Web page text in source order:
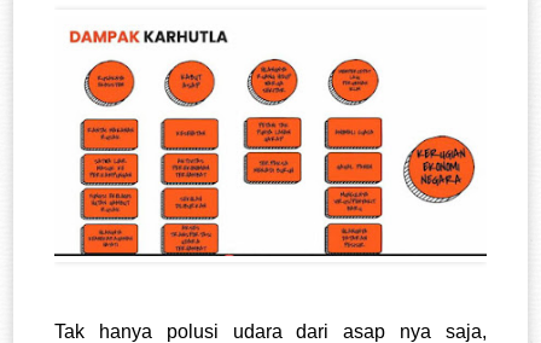
Tak hanya polusi udara dari asap nya saja,